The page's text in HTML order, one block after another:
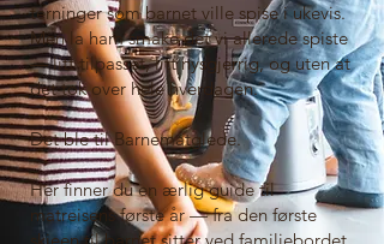
terninger som barnet ville spise i ukevis.
Men la ham smake det vi allerede spiste
— litt tilpasset, litt nysgjerrig, og uten at
det tok over hele hverdagen.
Det ble til Barnematglede.
Her finner du en ærlig guide til
matreisens første år — fra den første